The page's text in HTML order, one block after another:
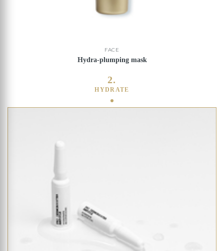
FACE
Hydra-plumping mask
2.
HYDRATE